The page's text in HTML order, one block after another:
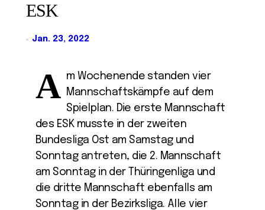
ESK
Jan. 23, 2022
A m Wochenende standen vier
Mannschaftskämpfe auf dem
Spielplan. Die erste Mannschaft
des ESK musste in der zweiten
Bundesliga Ost am Samstag und
Sonntag antreten, die 2. Mannschaft
am Sonntag in der Thüringenliga und
die dritte Mannschaft ebenfalls am
Sonntag in der Bezirksliga. Alle vier